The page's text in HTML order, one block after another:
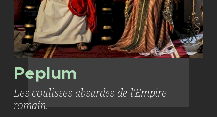
Peplum
Les coulisses absurdes de l'Empire
romain.